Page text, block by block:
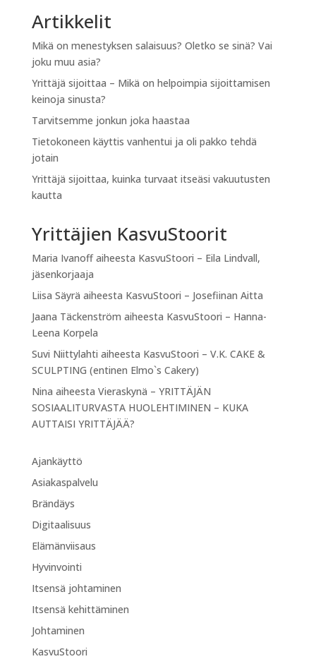
Artikkelit
Mikä on menestyksen salaisuus? Oletko se sinä? Vai
joku muu asia?
Yrittäjä sijoittaa – Mikä on helpoimpia sijoittamisen
keinoja sinusta?
Tarvitsemme jonkun joka haastaa
Tietokoneen käyttis vanhentui ja oli pakko tehdä
jotain
Yrittäjä sijoittaa, kuinka turvaat itseäsi vakuutusten
kautta
Yrittäjien KasvuStoorit
Maria Ivanoffaiheesta KasvuStoori – Eila Lindvall,
jäsenkorjaaja
Liisa Säyrä aiheesta KasvuStoori – Josefiinan Aitta
Jaana Täckenström aiheesta KasvuStoori – Hanna-
Leena Korpela
Suvi Niittylahti aiheesta KasvuStoori – V.K. CAKE &
SCULPTING (entinen Elmo`s Cakery)
Nina aiheesta Vieraskynä – YRITTÄJÄN
SOSIAALITURVASTA HUOLEHTIMINEN – KUKA
AUTTAISI YRITTÄJÄÄ?
Ajankäyttö
Asiakaspalvelu
Brändäys
Digitaalisuus
Elämänviisaus
Hyvinvointi
Itsensä johtaminen
Itsensä kehittäminen
Johtaminen
KasvuStoori